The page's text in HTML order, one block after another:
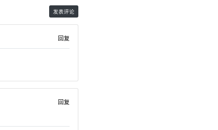
回复
回复